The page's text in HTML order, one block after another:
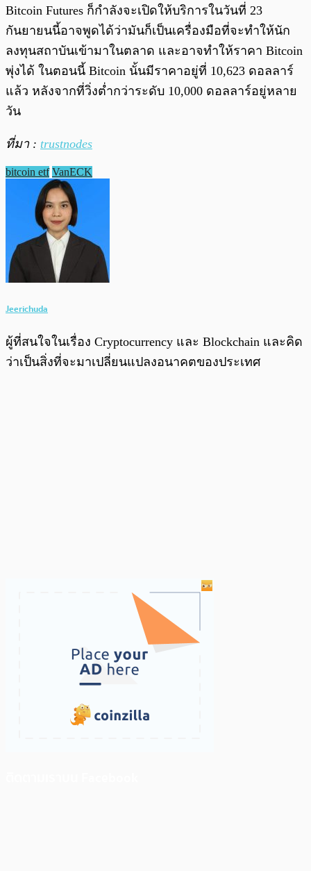
Bitcoin Futures ก็กำลังจะเปิดให้บริการในวันที่ 23
กันยายนนี้อาจพูดได้ว่ามันก็เป็นเครื่องมือที่จะทำให้นัก
ลงทุนสถาบันเข้ามาในตลาด และอาจทำให้ราคา Bitcoin
พุ่งได้ ในตอนนี้ Bitcoin นั้นมีราคาอยู่ที่ 10,623 ดอลลาร์
แล้ว หลังจากที่วิ่งต่ำกว่าระดับ 10,000 ดอลลาร์อยู่หลาย
วัน
ที่มา : trustnodes
bitcoin etf VanECK
Jeerichuda
ผู้ที่สนใจในเรื่อง Cryptocurrency และ Blockchain และคิด
ว่าเป็นสิ่งที่จะมาเปลี่ยนแปลงอนาคตของประเทศ